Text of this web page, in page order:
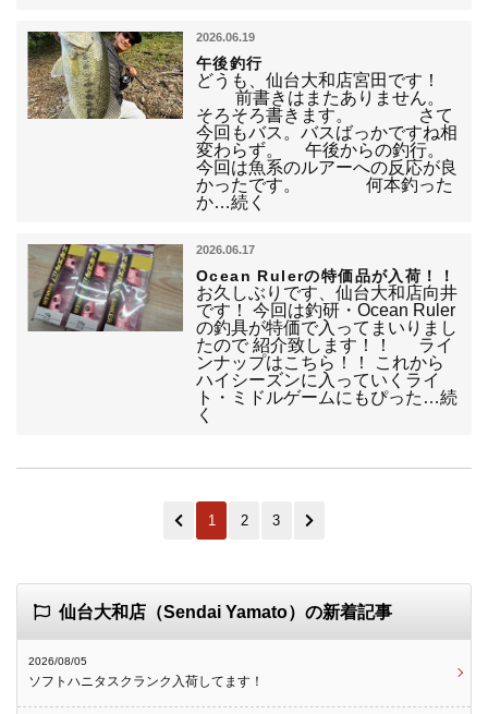
2026.06.19
午後釣行
どうも、仙台大和店宮田です！
前書きはまたありません。
そろそろ書きます。 さて
今回もバス。バスばっかですね相
変わらず。 午後からの釣行。
今回は魚系のルアーへの反応が良
かったです。 何本釣った
か…続く
2026.06.17
Ocean Rulerの特価品が入荷！！
お久しぶりです、仙台大和店向井
です！ 今回は釣研・Ocean Ruler
の釣具が特価で入ってまいりまし
たので 紹介致します！！ ライ
ンナップはこちら！！ これから
ハイシーズンに入っていくライ
ト・ミドルゲームにもぴった…続
く
1 2 3
仙台大和店（Sendai Yamato）の新着記事
2026/08/05
ソフトハニタスクランク入荷してます！